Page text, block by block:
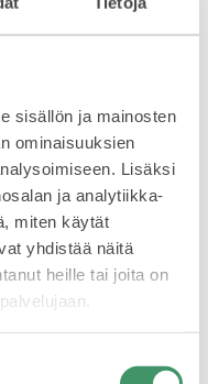
sisällön ja mainosten
ominaisuuksien
Lisäksi
ja analytiikka-
miten käytät
yhdistää näitä
heille tai joita on
tapahtuman
suurin ryhmä lähti
noin 1600
soidessa.